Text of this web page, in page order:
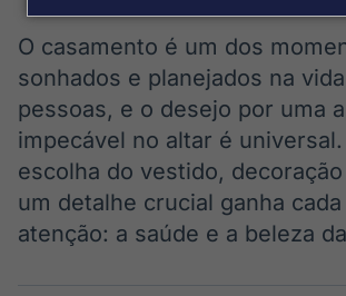
Broadcast
Agro
Tudo sobre o
agronegócio
Broadcast
Político
Os bastidores da
O casamento é um dos
sonhados e planejados na
pessoas, e o desejo por uma
impecável no altar é
escolha do vestido,
um detalhe crucial ganha
atenção: a saúde e a beleza